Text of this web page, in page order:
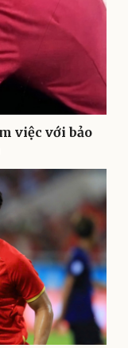
việc với bảo